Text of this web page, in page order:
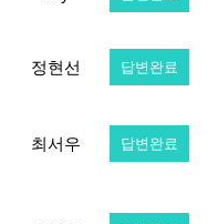
정현선 답변완료
최서우 답변완료